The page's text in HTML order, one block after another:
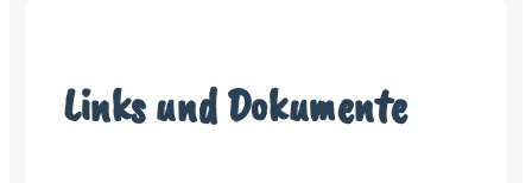
Links und Dokumente